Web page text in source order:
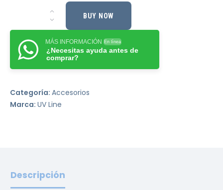
BUY NOW
MÁS INFORMACIÓN En línea
¿Necesitas ayuda antes de
comprar?
Categoría: Accesorios
Marca: UV Line
Descripción